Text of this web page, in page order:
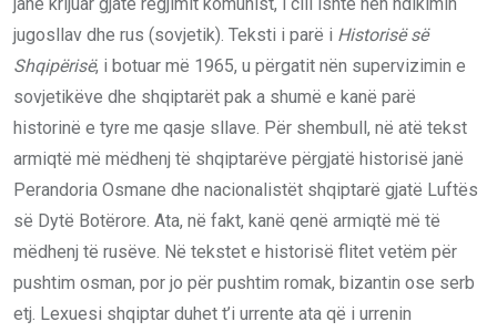
jugosllav dhe rus (sovjetik). Teksti i parë i Historisë së
Shqipërisë, i botuar më 1965, u përgatit nën supervizimin e
sovjetikëve dhe shqiptarët pak a shumë e kanë parë
historinë e tyre me qasje sllave. Për shembull, në atë tekst
armiqtë më mëdhenj të shqiptarëve përgjatë historisë janë
Perandoria Osmane dhe nacionalistët shqiptarë gjatë Luftës
së Dytë Botërore. Ata, në fakt, kanë qenë armiqtë më të
mëdhenj të rusëve. Në tekstet e historisë flitet vetëm për
pushtim osman, por jo për pushtim romak, bizantin ose serb
etj. Lexuesi shqiptar duhet t’i urrente ata që i urrenin